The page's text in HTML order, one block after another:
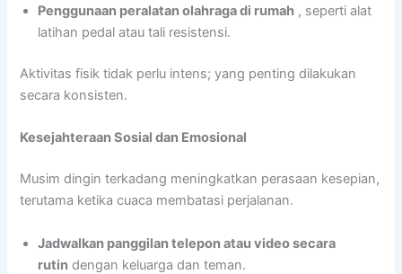
Penggunaan peralatan olahraga di rumah , seperti alat
latihan pedal atau tali resistensi.
Aktivitas fisik tidak perlu intens; yang penting dilakukan
secara konsisten.
Kesejahteraan Sosial dan Emosional
Musim dingin terkadang meningkatkan perasaan kesepian,
terutama ketika cuaca membatasi perjalanan.
Jadwalkan panggilan telepon atau video secara
rutin dengan keluarga dan teman.